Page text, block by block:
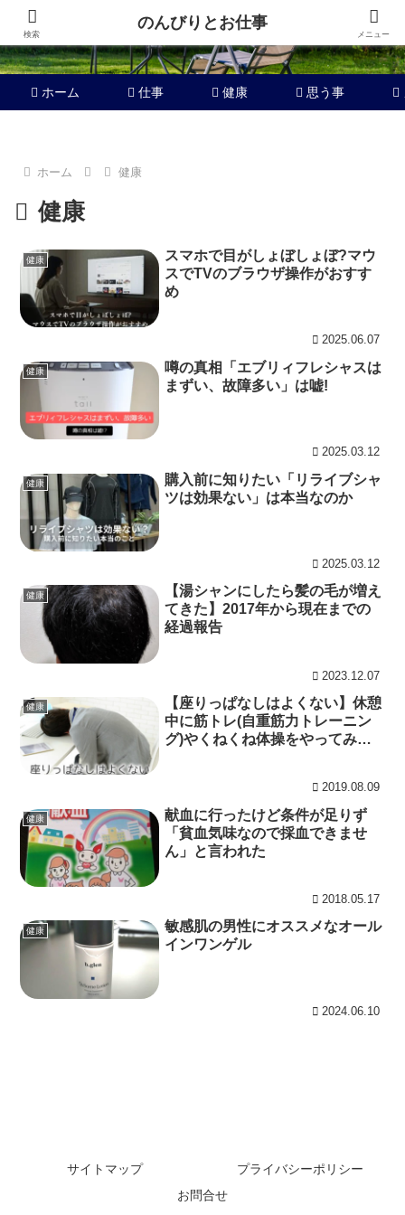
ホーム 仕事 健康 思う事
ホーム 健康
健康
健康
スマホで目がしょぼしょぼ?マウ
スでTVのブラウザ操作がおすす
め
2025.06.07
健康
噂の真相「エブリィフレシャスは
まずい、故障多い」は嘘!
2025.03.12
健康
購入前に知りたい「リライブシャ
ツは効果ない」は本当なのか
2025.03.12
健康
【湯シャンにしたら髪の毛が増え
てきた】2017年から現在までの
経過報告
2023.12.07
健康
【座りっぱなしはよくない】休憩
中に筋トレ(自重筋力トレーニン
グ)やくねくね体操をやってみよ
2019.08.09
健康
献血に行ったけど条件が足りず
「貧血気味なので採血できませ
ん」と言われた
2018.05.17
健康
敏感肌の男性にオススメなオール
インワンゲル
2024.06.10
サイトマップ
プライバシーポリシー
お問合せ
検索
のんびりとお仕事
メニュー